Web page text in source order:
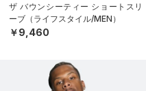
ザ バウンシーティー ショートスリ
ーブ（ライフスタイル/MEN）
￥9,460